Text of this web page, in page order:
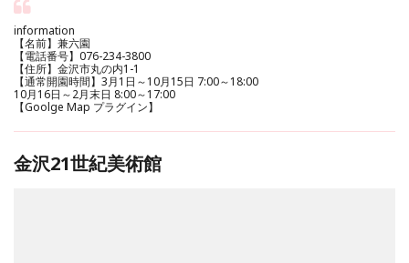
information
【名前】兼六園
【電話番号】076-234-3800
【住所】金沢市丸の内1-1
【通常開園時間】3月1日～10月15日 7:00～18:00
10月16日～2月末日 8:00～17:00
【Goolge Map プラグイン】
金沢21世紀美術館